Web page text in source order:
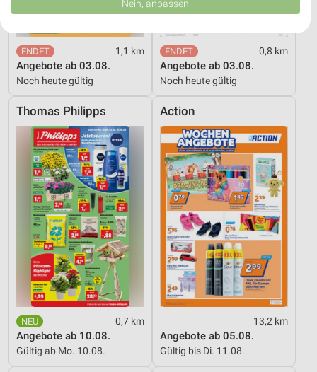
1,1 km
Angebote ab 03.08.
Noch heute gültig
0,8 km
Angebote ab 03.08.
Noch heute gültig
Thomas Philipps
0,7 km
Angebote ab 10.08.
Gültig ab Mo. 10.08.
Action
13,2 km
Angebote ab 05.08.
Gültig bis Di. 11.08.
USA gesendet werden.
Website/App.
Partnerliste anzeigen (1 IAB-Anbieter)
Wir nutzen Ihre Daten für folgende Zwecke:
Speichern von oder Zugriff auf Informationen
auf einem Endgerät
Verwendung reduzierter Daten zur Auswahl von
Werbeanzeigen
Erstellung von Profilen für personalisierte
Werbung
Verwendung von Profilen zur Auswahl
personalisierter Werbung
Erstellung von Profilen zur Personalisierung
von Inhalten
Verwendung von Profilen zur Auswahl
personalisierter Inhalte
Messung der Werbeleistung
Nein, anpassen